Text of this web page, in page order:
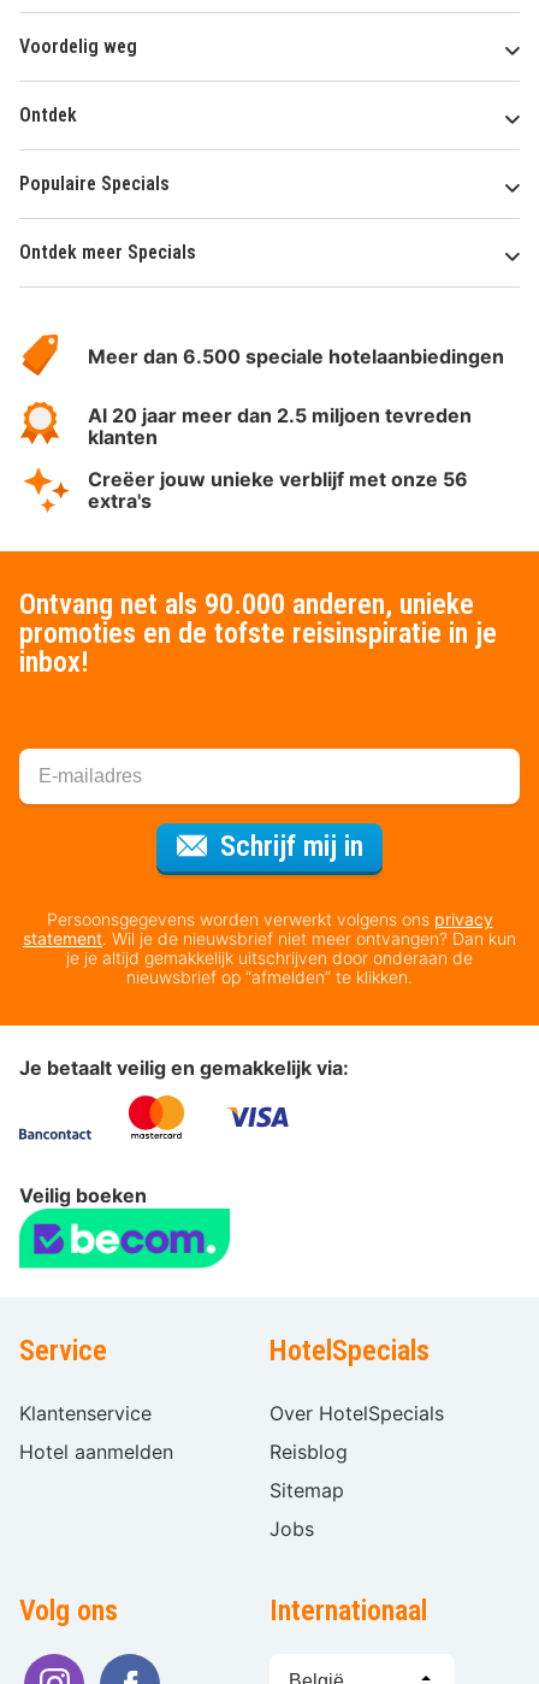
Voordelig weg
Ontdek
Populaire Specials
Ontdek meer Specials
HotelSpecials
Meer dan 6.500 speciale hotelaanbiedingen
Al 20 jaar meer dan 2.5 miljoen tevreden
klanten
Creëer jouw unieke verblijf met onze 56
extra's
Ontvang net als 90.000 anderen, unieke
promoties en de tofste reisinspiratie in je
inbox!
Schrijf mij in
Persoonsgegevens worden verwerkt volgens ons privacy
statement. Wil je de nieuwsbrief niet meer ontvangen? Dan kun
je je altijd gemakkelijk uitschrijven door onderaan de
nieuwsbrief op “afmelden” te klikken.
Je betaalt veilig en gemakkelijk via:
Veilig boeken
Service
Klantenservice
Hotel aanmelden
HotelSpecials
Over HotelSpecials
Reisblog
Sitemap
Jobs
Volg ons Internationaal